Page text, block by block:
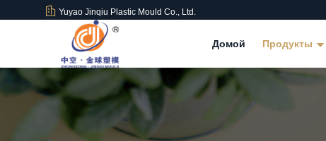
Yuyao Jinqiu Plastic Mould Co., Ltd.
Домой Продукты